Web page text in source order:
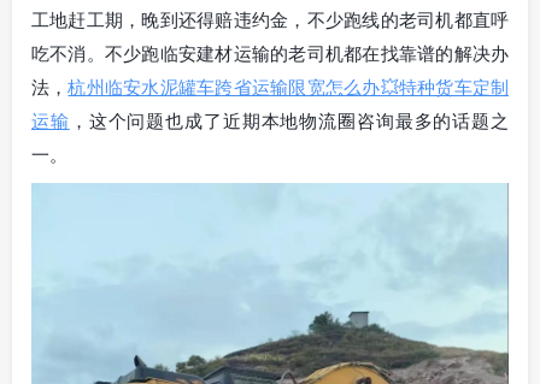
工地赶工期，晚到还得赔违约金，不少跑线的老司机都直呼
吃不消。不少跑临安建材运输的老司机都在找靠谱的解决办
法，杭州临安水泥罐车跨省运输限宽怎么办💥特种货车定制
运输 ，这个问题也成了近期本地物流圈咨询最多的话题之
一。